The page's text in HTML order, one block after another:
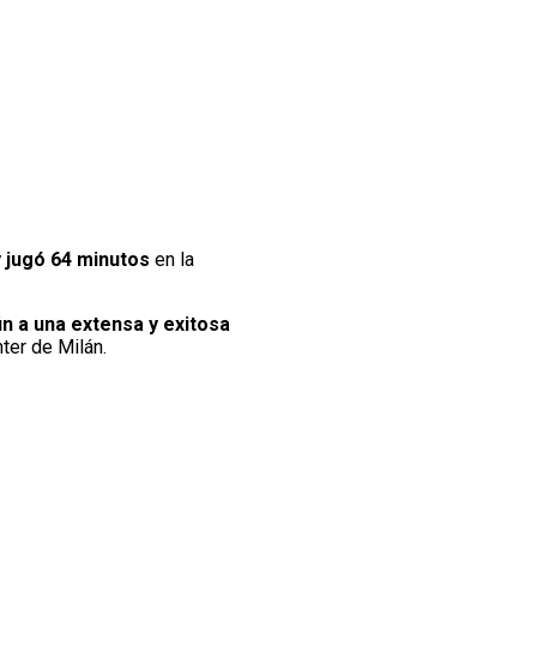
64 minutos en la
a una extensa y exitosa
de Milán.